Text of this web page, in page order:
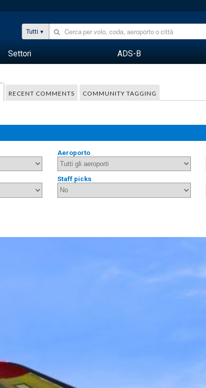
Tutti
Settori ADS-B
RECENT COMMENTS COMMUNITY TAGGING
Aeroporto
Staff picks